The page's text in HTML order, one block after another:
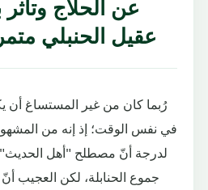
عن الحلاج
عقيل الحنبلي
رُبما كان من غير المستساغ أن
في نفس الوقت؛ إذ إنه من
لدرجة أنّ مصطلح "أهل الحديث"
جموع الحنابلة، لكن العجيب أنّ